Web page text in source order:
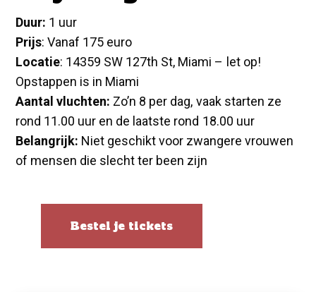
Duur: 1 uur
Prijs: Vanaf 175 euro
Locatie: 14359 SW 127th St, Miami – let op!
Opstappen is in Miami
Aantal vluchten: Zo’n 8 per dag, vaak starten ze
rond 11.00 uur en de laatste rond 18.00 uur
Belangrijk: Niet geschikt voor zwangere vrouwen
of mensen die slecht ter been zijn
Bestel je tickets